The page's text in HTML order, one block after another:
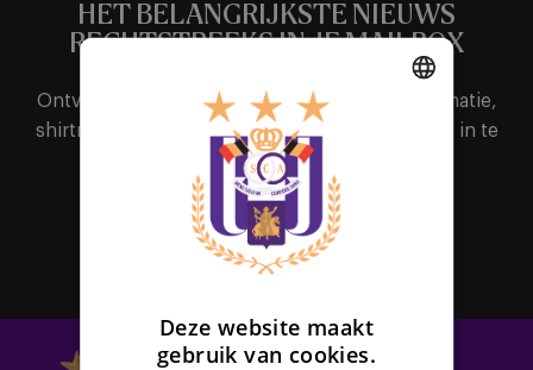
HET BELANGRIJKSTE NIEUWS
RECHTSTREEKS IN JE MAILBOX
Ontvang als eerste alle nieuws, ticketinginformatie,
shirtreleases of interessante promoties door je in te
schrijven voor de nieuwsbrief.
Abonneer
Deze website maakt
gebruik van cookies.